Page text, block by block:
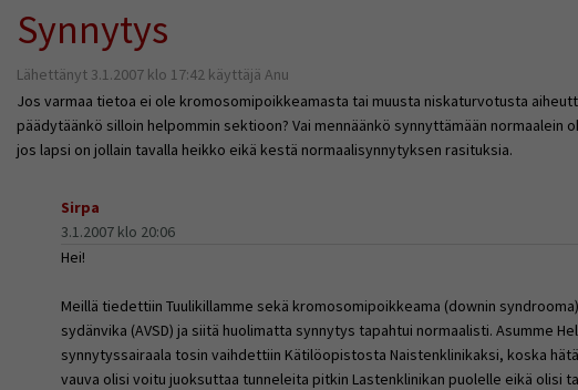
Synnytys
Lähettänyt 3.1.2007 klo 17:42 käyttäjä Anu
Jos varmaa tietoa ei ole kromosomipoikkeamasta tai muusta niskaturvotusta
päädytäänkö silloin helpommin sektioon? Vai mennäänkö synnyttämään normaalein
jos lapsi on jollain tavalla heikko eikä kestä normaalisynnytyksen rasituksia.
Sirpa
3.1.2007 klo 20:06
Hei!
Meillä tiedettiin Tuulikillamme sekä kromosomipoikkeama (downin
sydänvika (AVSD) ja siitä huolimatta synnytys tapahtui normaalisti. Asumme
synnytyssairaala tosin vaihdettiin Kätilöopistosta Naistenklinikaksi, koska
vauva olisi voitu juoksuttaa tunneleita pitkin Lastenklinikan puolelle eikä olisi